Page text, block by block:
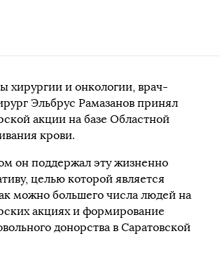
хирургии и онкологии, врач-
Эльбрус Рамазанов принял
акции на базе Областной
крови.
он поддержал эту жизненно
целью которой является
можно большего числа людей на
акциях и формирование
донорства в Саратовской